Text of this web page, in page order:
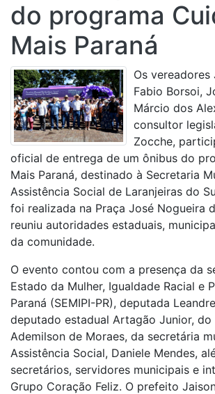
do programa
Mais Paraná
Os vereadores
Fabio Borsoi,
Márcio dos
consultor
Zocche,
oficial de entrega de um ônibus do
Mais Paraná, destinado à Secretaria
Assistência Social de Laranjeiras do
foi realizada na Praça José Nogueira
reuniu autoridades estaduais,
da comunidade.
O evento contou com a presença da
Estado da Mulher, Igualdade Racial e
Paraná (SEMIPI-PR), deputada
deputado estadual Artagão Junior,
Ademilson de Moraes, da secretária
Assistência Social, Daniele Mendes,
secretários, servidores municipais e
Grupo Coração Feliz. O prefeito